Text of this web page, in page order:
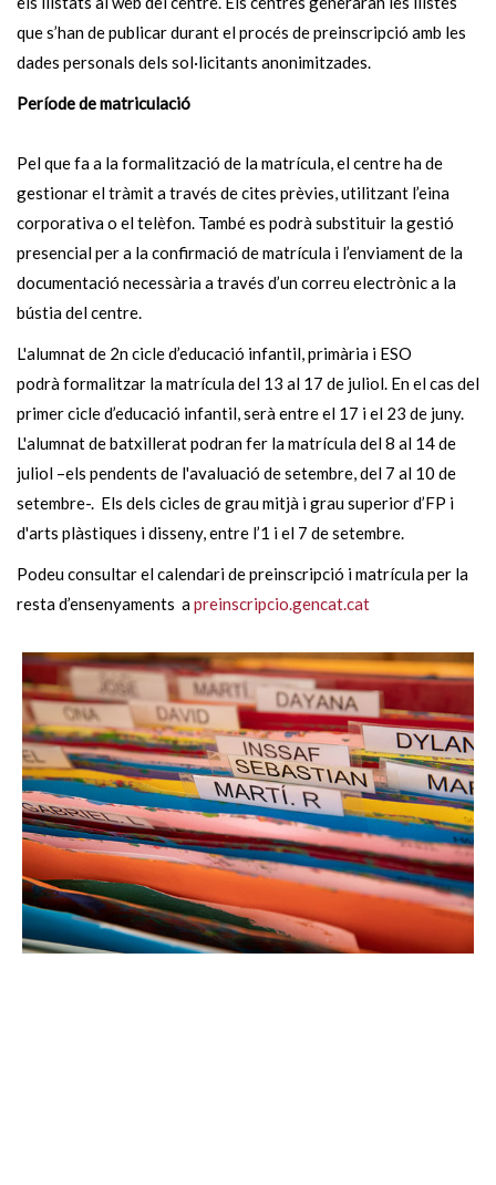
que s’han de publicar durant el procés de preinscripció amb les
dades personals dels sol·licitants anonimitzades.
Període de matriculació
Pel que fa a la formalització de la matrícula, el centre ha de
gestionar el tràmit a través de cites prèvies, utilitzant l’eina
corporativa o el telèfon. També es podrà substituir la gestió
presencial per a la confirmació de matrícula i l’enviament de la
documentació necessària a través d’un correu electrònic a la
bústia del centre.
L'alumnat de 2n cicle d’educació infantil, primària i ESO
podrà formalitzar la matrícula del 13 al 17 de juliol. En el cas del
primer cicle d’educació infantil, serà entre el 17 i el 23 de juny.
L'alumnat de batxillerat podran fer la matrícula del 8 al 14 de
juliol –els pendents de l'avaluació de setembre, del 7 al 10 de
setembre-. Els dels cicles de grau mitjà i grau superior d’FP i
d'arts plàstiques i disseny, entre l’1 i el 7 de setembre.
Podeu consultar el calendari de preinscripció i matrícula per la
resta d’ensenyaments apreinscripcio.gencat.cat